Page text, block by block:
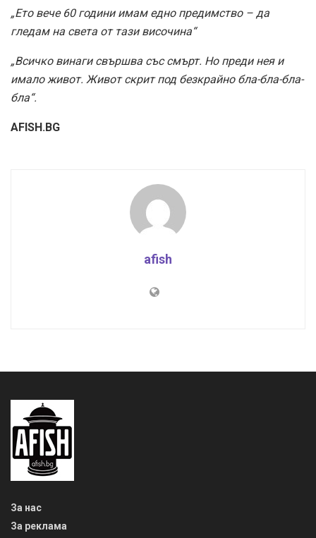
„Ето вече 60 години имам едно предимство – да
гледам на света от тази височина“
„Всичко винаги свършва със смърт. Но преди нея и
имало живот. Живот скрит под безкрайно бла-бла-бла-
бла“.
AFISH.BG
afish
За нас
За реклама